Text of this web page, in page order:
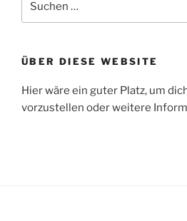
nach:
ÜBER DIESE WEBSITE
Hier wäre ein guter Platz, um
vorzustellen oder weitere